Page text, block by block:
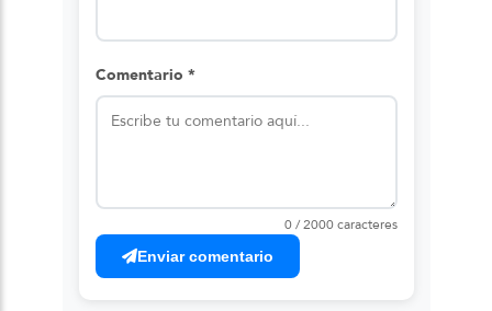
Comentario *
0 / 2000 caracteres
Enviar comentario